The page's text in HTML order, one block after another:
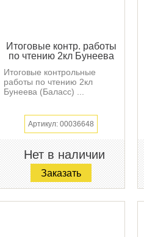
Итоговые контр. работы
по чтению 2кл Бунеева
Итоговые контрольные
работы по чтению 2кл
Бунеева (Баласс) ...
Артикул: 00036648
Нет в наличии
Заказать